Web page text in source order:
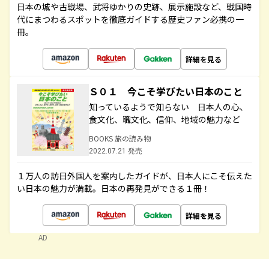
日本の城や古戦場、武将ゆかりの史跡、展示施設など、戦国時
代にまつわるスポットを徹底ガイドする歴史ファン必携の一
冊。
詳細を見る
Ｓ０１ 今こそ学びたい日本のこと
知っているようで知らない 日本人の心、
食文化、職文化、信仰、地域の魅力など
BOOKS 旅の読み物
2022.07.21 発売
１万人の訪日外国人を案内したガイドが、日本人にこそ伝えた
い日本の魅力が満載。日本の再発見ができる１冊！
詳細を見る
AD